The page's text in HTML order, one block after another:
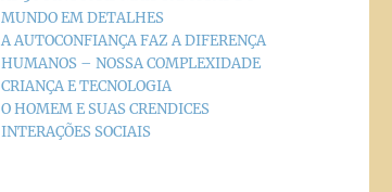
MUNDO EM DETALHES
A AUTOCONFIANÇA FAZ A DIFERENÇA
HUMANOS – NOSSA COMPLEXIDADE
CRIANÇA E TECNOLOGIA
O HOMEM E SUAS CRENDICES
INTERAÇÕES SOCIAIS